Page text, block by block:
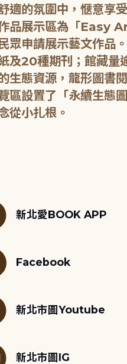
適的氛圍中，愜意享
品展示區為「Easy
眾申請展示藝文作品
及20種期刊；館藏量
生態資源，龍形圖書
區設置了「永續生態
新北愛BOOK APP
Facebook
新北市圖Youtube
新北市圖IG